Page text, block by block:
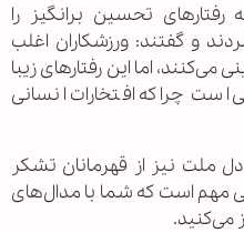
رفتارهای تحسین برانگیز را
و گفتند: ورزشکاران اغلب
اما این رفتارهای زیبا
است چرا که افتخارات انسانی
ملت نیز از قهرمانان تشکر
مهم است که شما با مدال‌های
می‌کنید.